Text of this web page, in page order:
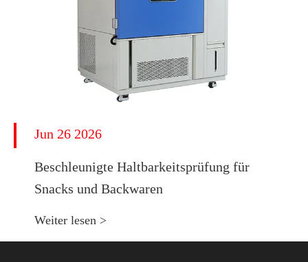
Jun 26 2026
Beschleunigte Haltbarkeitsprüfung für
Snacks und Backwaren
Weiter lesen >